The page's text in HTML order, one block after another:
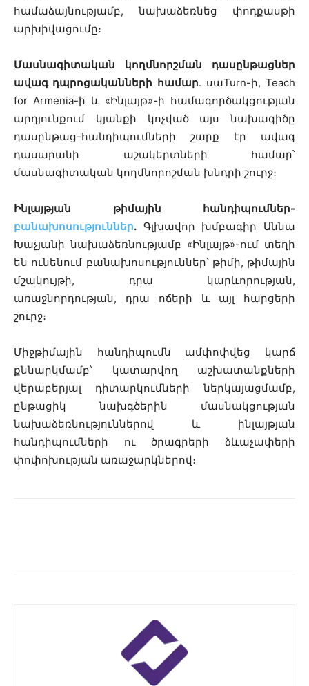
համաձայնությամբ, նախաձեռնեց փոդքասթի
արխիվացումը։
Մասնագիտական կողմնորշման դասընթացներ
ավագ դպրոցականների համար․ սաTurn-ի, Teach
for Armenia-ի և «Ինլայթ»-ի համագործակցության
արդյունքում կյանքի կոչված այս նախագիծը
դասընթաց-հանդիպումների շարք էր ավագ
դասարանի աշակերտների համար՝
մասնագիտական կողմնորոշման խնդրի շուրջ։
Ինլայթյան թիմային հանդիպումներ-
բանախոսություններ․ Գլխավոր խմբագիր Աննա
Խաչյանի նախաձեռնությամբ «Ինլայթ»-ում տեղի
են ունենում բանախոսություններ՝ թիմի, թիմային
մշակույթի, դրա կարևորության,
առաջնորդության, դրա ոճերի և այլ հարցերի
շուրջ։
Միջթիմային հանդիպումն ամփոփվեց կարճ
քննարկմամբ՝ կատարվող աշխատանքների
վերաբերյալ դիտարկումների ներկայացմամբ,
ընթացիկ նախգծերին մասնակցության
նախաձեռնություններով և ինլայթյան
հանդիպումների ու ծրագրերի ձևաչափերի
փոփոխության առաջարկներով։